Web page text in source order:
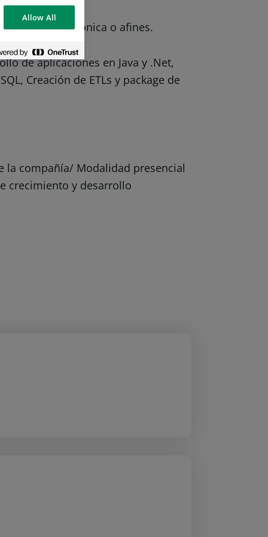
Electrónica o afines.
de aplicaciones en Java y .Net,
Creación de ETLs y package de
la compañía/ Modalidad presencial
crecimiento y desarrollo
Allow All